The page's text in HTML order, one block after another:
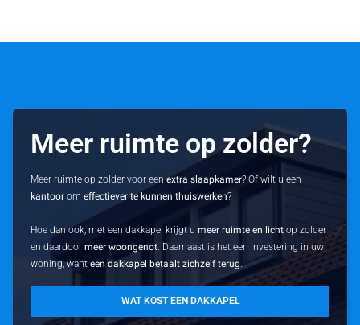
Meer ruimte op zolder?
Meer ruimte op zolder voor eenextra slaapkamer? Of wilt u een
kantoor omeffectiever te kunnen thuiswerken?
Hoe dan ook, met een dakkapel krijgt umeer ruimte en licht op zolder
en daardoormeer woongenot. Daarnaast is het een investering in uw
woning, wanteen dakkapel betaalt zichzelf terug.
WAT KOST EEN DAKKAPEL